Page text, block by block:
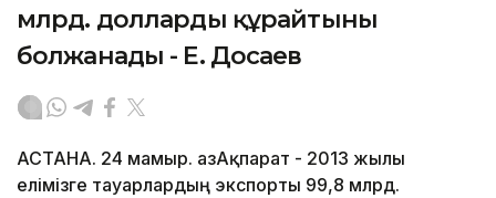
млрд. долларды құрайтыны
болжанады - Е. Досаев
АСТАНА. 24 мамыр. ҚазАқпарат - 2013 жылы
елімізге тауарлардың экспорты 99,8 млрд.